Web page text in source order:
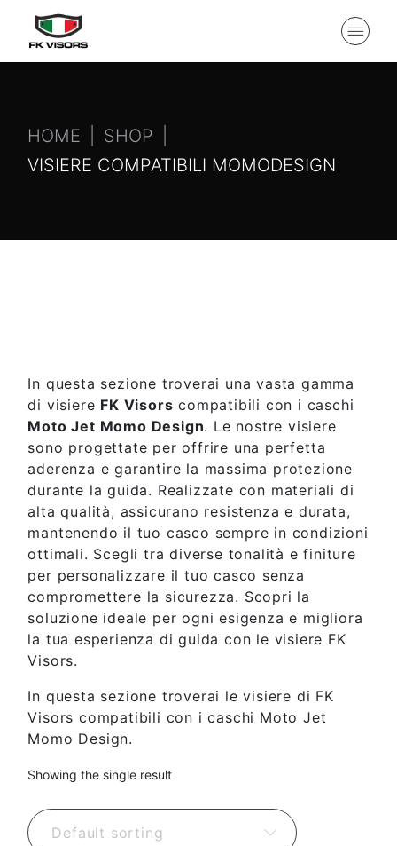
HOME
SHOP
VISIERE COMPATIBILI MOMODESIGN
In questa sezione troverai una vasta gamma
di visiere FK Visors compatibili con i caschi
Moto Jet Momo Design. Le nostre visiere
sono progettate per offrire una perfetta
aderenza e garantire la massima protezione
durante la guida. Realizzate con materiali di
alta qualità, assicurano resistenza e durata,
mantenendo il tuo casco sempre in condizioni
ottimali. Scegli tra diverse tonalità e finiture
per personalizzare il tuo casco senza
compromettere la sicurezza. Scopri la
soluzione ideale per ogni esigenza e migliora
la tua esperienza di guida con le visiere FK
Visors.
In questa sezione troverai le visiere di FK
Visors compatibili con i caschi Moto Jet
Momo Design.
Showing the single result
Default sorting